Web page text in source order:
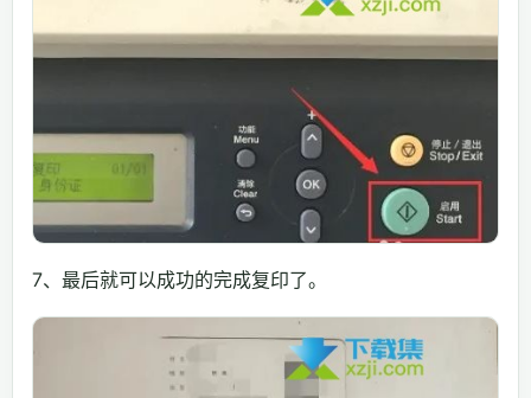
7、最后就可以成功的完成复印了。